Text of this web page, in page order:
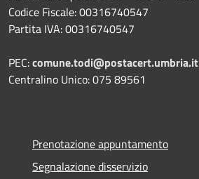
Codice Fiscale: 00316740547
Partita IVA: 00316740547
PEC:comune.todi@postacert.umbria.it
Centralino Unico: 075 89561
Prenotazione appuntamento
Segnalazione disservizio